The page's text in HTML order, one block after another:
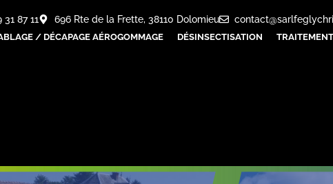
31 87 11 696 Rte de la Frette, 38110 Dolomieu
/ DÉCAPAGE AÉROGOMMAGE DÉSINSECTISATION